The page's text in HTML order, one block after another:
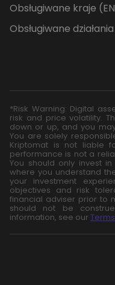
Obsługiwane kraje
Obsługiwane
*Risk Warning: Digital
risk and price volatility.
down or up, and you
You are solely
Kriptomat is not liable
performance is not a
You should only invest
where you understand
your investment
objectives and risk
financial adviser prior to
should not be
information, see our